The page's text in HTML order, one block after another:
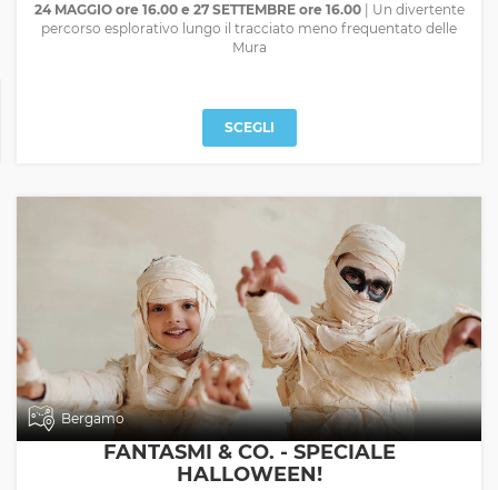
24 MAGGIO ore 16.00 e 27 SETTEMBRE ore 16.00| Un divertente
percorso esplorativo lungo il tracciato meno frequentato delle
Mura
SCEGLI
Bergamo
FANTASMI & CO. - SPECIALE
HALLOWEEN!